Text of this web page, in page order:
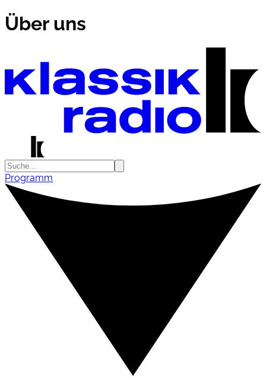
Über uns
Programm